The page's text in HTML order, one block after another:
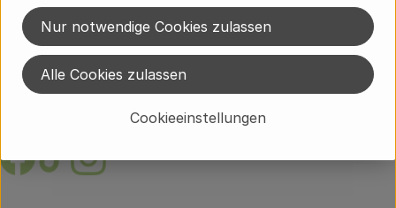
Weißensee 1
16230 Chorin OT Brodowin
033362 246
verwaltung@brodowin.de
Cookieeinstellungen
Nur notwendige Cookies zulassen
Alle Cookies zulassen